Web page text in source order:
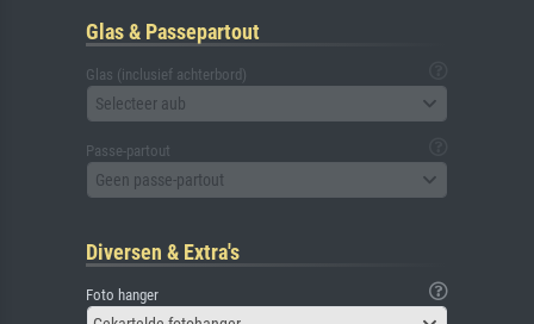
Glas & Passepartout
Glas (inclusief achterbord)
Selecteer aub
Passe-partout
Geen passe-partout
Diversen & Extra's
Foto hanger